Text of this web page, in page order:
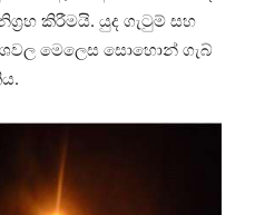
කිරීමයි. යුද ගැටුම් සහ
මෙලෙස සොහොන් ගැබ්